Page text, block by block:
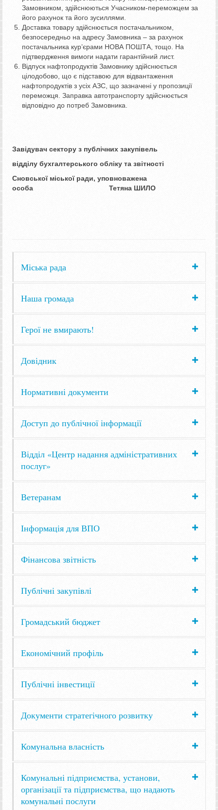
Замовником, здійснюються Учасником-переможцем за
його рахунок та його зусиллями.
Доставка товару здійснюється постачальником,
безпосередньо на адресу Замовника – за рахунок
постачальника кур’єрами НОВА ПОШТА, тощо. На
підтвердження вимоги надати гарантійний лист.
Відпуск нафтопродуктів Замовнику здійснюється
цілодобово, що є підставою для відвантаження
нафтопродуктів з усіх АЗС, що зазначені у пропозиції
переможця. Заправка автотранспорту здійснюється
відповідно до потреб Замовника.
Завідувач сектору з публічних закупівель
відділу бухгалтерського обліку та звітності
Сновської міської ради, уповноважена
особа Тетяна ШИЛО
Міська рада
Наша громада
Герої не вмирають!
Довідник
Нормативні документи
Доступ до публічної інформації
Відділ «Центр надання адміністративних
послуг»
Ветеранам
Інформація для ВПО
Фінансова звітність
Публічні закупівлі
Громадський бюджет
Економічний профіль
Публічні інвестиції
Документи стратегічного розвитку
Комунальна власність
Комунальні підприємства, установи,
організації та підприємства, що надають
комунальні послуги